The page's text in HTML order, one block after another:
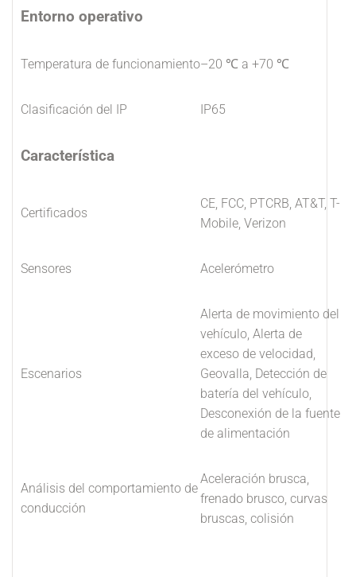
Entorno operativo
Temperatura de funcionamiento–20 ℃ a +70 ℃
Clasificación del IP IP65
Característica
Certificados
CE, FCC, PTCRB, AT&T, T-
Mobile, Verizon
Sensores Acelerómetro
Escenarios
Alerta de movimiento del
vehículo, Alerta de
exceso de velocidad,
Geovalla, Detección de
batería del vehículo,
Desconexión de la fuente
de alimentación
Análisis del comportamiento de
conducción
Aceleración brusca,
frenado brusco, curvas
bruscas, colisión